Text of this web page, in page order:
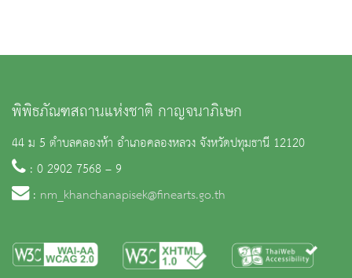
พิพิธภัณฑสถานแห่งชาติ กาญจนาภิเษก
44 ม 5 ตำบลคลองห้า อำเภอคลองหลวง จังหวัดปทุมธานี 12120
: 0 2902 7568 – 9
: nm_khanchanapisek@finearts.go.th